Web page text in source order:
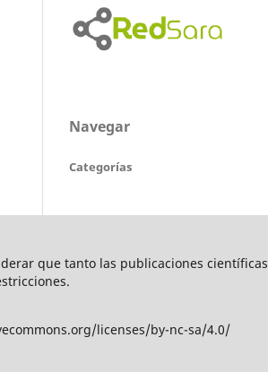
Navegar
Categorías
que tanto las publicaciones científicas
licenses/by-nc-sa/4.0/